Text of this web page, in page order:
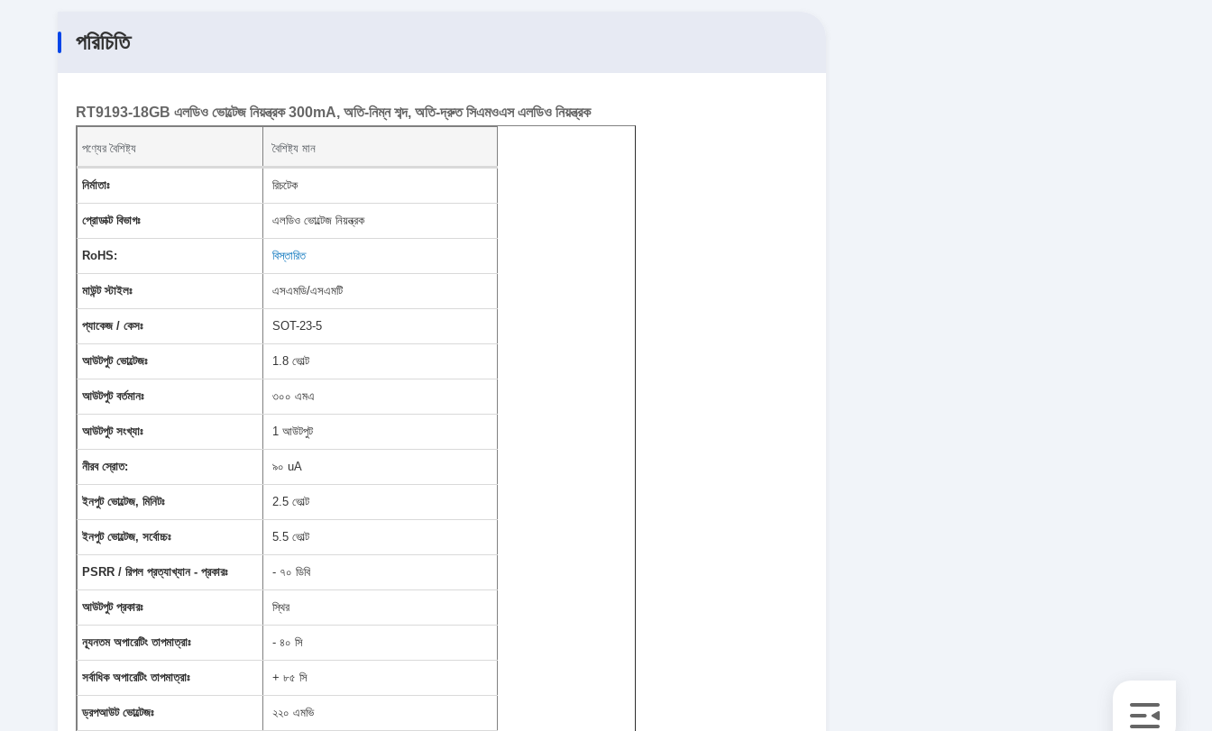
পরিচিতি
RT9193-18GB এলডিও ভোল্টেজ নিয়ন্ত্রক 300mA, অতি-নিম্ন শব্দ, অতি-দ্রুত সিএমওএস এলডিও নিয়ন্ত্রক
পণ্যের বৈশিষ্ট্য বৈশিষ্ট্য মান
নির্মাতাঃ রিচটেক
প্রোডাক্ট বিভাগঃ এলডিও ভোল্টেজ নিয়ন্ত্রক
RoHS: বিস্তারিত
মাউন্ট স্টাইলঃ এসএমডি/এসএমটি
প্যাকেজ / কেসঃ SOT-23-5
আউটপুট ভোল্টেজঃ 1.8 ভোল্ট
আউটপুট বর্তমানঃ ৩০০ এমএ
আউটপুট সংখ্যাঃ 1 আউটপুট
নীরব স্রোত: ৯০ uA
ইনপুট ভোল্টেজ, মিনিটঃ 2.5 ভোল্ট
ইনপুট ভোল্টেজ, সর্বোচ্চঃ 5.5 ভোল্ট
PSRR / রিপল প্রত্যাখ্যান - প্রকারঃ - ৭০ ডিবি
আউটপুট প্রকারঃ স্থির
ন্যূনতম অপারেটিং তাপমাত্রাঃ - ৪০ সি
সর্বাধিক অপারেটিং তাপমাত্রাঃ + ৮৫ সি
ড্রপআউট ভোল্টেজঃ ২২০ এমভি